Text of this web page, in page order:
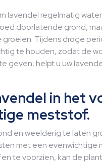
lavendel regelmatig
doorlatende grond,
Tijdens droge
te houden, zodat de
geven, helpt u uw
in het
meststof.
en weelderig te laten
met een evenwichtige
te voorzien, kan de